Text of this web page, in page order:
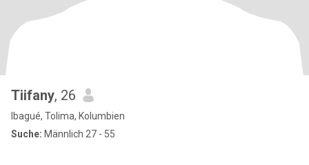
Tiifany, 26
Ibagué, Tolima, Kolumbien
Suche: Männlich 27 - 55